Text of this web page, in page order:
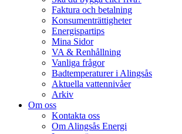
Faktura och betalning
Konsumenträttigheter
Energispartips
Mina Sidor
VA & Renhållning
Vanliga frågor
Badtemperaturer i Alingsås
Aktuella vattennivåer
Arkiv
Om oss
Kontakta oss
Om Alingsås Energi